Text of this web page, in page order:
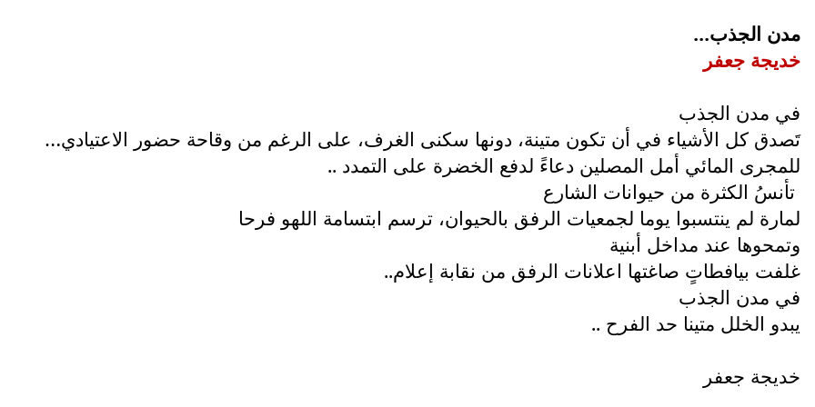
مدن الجذب...
خديجة جعفر
في مدن الجذب
تَصدق كل الأشياء في أن تكون متينة، دونها سكنى الغرف، على الرغم من وقاحة حضور الاعتيادي…
للمجرى المائي أمل المصلين دعاءً لدفع الخضرة على التمدد ..
تأنسُ الكثرة من حيوانات الشارع
لمارة لم ينتسبوا يوما لجمعيات الرفق بالحيوان، ترسم ابتسامة اللهو فرحا
وتمحوها عند مداخل أبنية
غلفت بيافطاتٍ صاغتها اعلانات الرفق من نقابة إعلام..
في مدن الجذب
يبدو الخلل متينا حد الفرح ..
خديجة جعفر